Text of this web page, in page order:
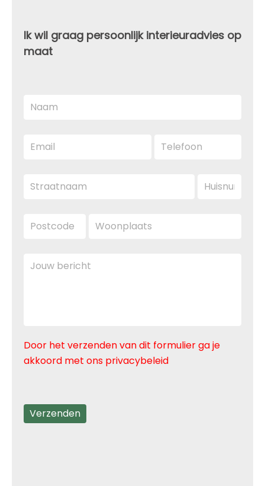
Ik wil graag persoonlijk interieuradvies op
maat
Door het verzenden van dit formulier ga je
akkoord met ons privacybeleid